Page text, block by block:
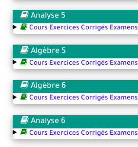
Analyse 5
Cours Exercices Corrigés Examens
Algèbre 5
Cours Exercices Corrigés Examens
Algèbre 6
Cours Exercices Corrigés Examens
Analyse 6
Cours Exercices Corrigés Examens